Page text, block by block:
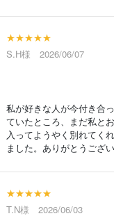
★★★★★
S.H様 2026/06/07
私が好きな人が今付き合
ていたところ、まだ私と
入ってようやく別れてく
ました。ありがとうござい
★★★★★
T.N様 2026/06/03